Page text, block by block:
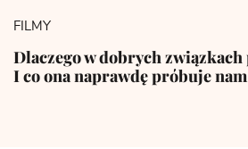
FILMY
Dlaczego w dobrych
I co ona naprawdę próbuje